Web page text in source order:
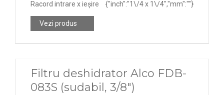
Racord intrare x ieșire
{"inch":"1\/4 x 1\/4","mm":""}
Vezi produs
Filtru deshidrator Alco FDB-
083S (sudabil, 3/8")